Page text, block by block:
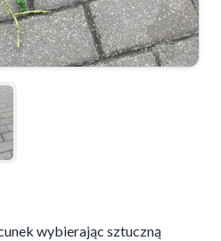
wybierając sztuczną